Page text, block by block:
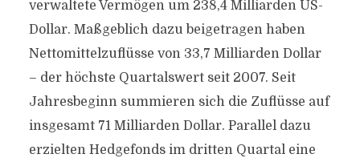
verwaltete Vermögen um 238,4 Milliarden US-
Dollar. Maßgeblich dazu beigetragen haben
Nettomittelzuflüsse von 33,7 Milliarden Dollar
– der höchste Quartalswert seit 2007. Seit
Jahresbeginn summieren sich die Zuflüsse auf
insgesamt 71 Milliarden Dollar. Parallel dazu
erzielten Hedgefonds im dritten Quartal eine